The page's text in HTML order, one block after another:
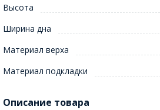
Высота
Ширина дна
Материал верха
Материал подкладки
Описание товара